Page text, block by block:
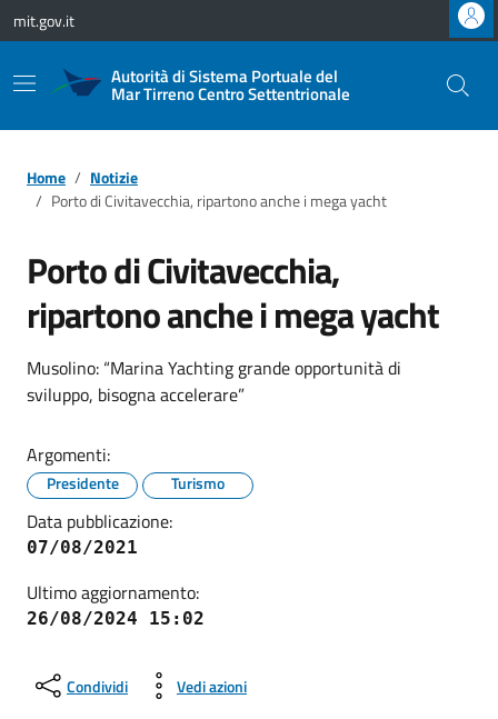
Vai ai contenuti
Vai al footer
mit.gov.it
Autorità di Sistema Portuale del
Mar Tirreno Centro Settentrionale
Home
Notizie
Porto di Civitavecchia, ripartono anche i mega yacht
Porto di Civitavecchia,
ripartono anche i mega yacht
Musolino: “Marina Yachting grande opportunità di
sviluppo, bisogna accelerare”
Argomenti:
Presidente Turismo
Data pubblicazione:
07/08/2021
Ultimo aggiornamento:
26/08/2024 15:02
Condividi Vedi azioni